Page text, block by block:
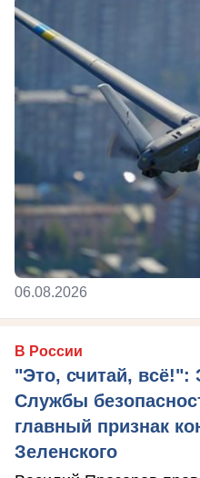
06.08.2026
В России
"Это, считай, всё!":
Службы
главный признак
Зеленского